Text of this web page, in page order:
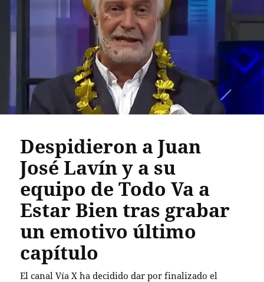
Despidieron a Juan
José Lavín y a su
equipo de Todo Va a
Estar Bien tras grabar
un emotivo último
capítulo
El canal Vía X ha decidido dar por finalizado el